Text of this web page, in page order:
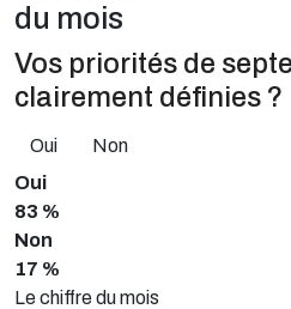
du mois
Vos priorités de
clairement définies ?
Oui
Non
Oui
83 %
Non
17 %
Le chiffre du mois